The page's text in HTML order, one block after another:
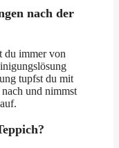
nach der
du immer von
tupfst du mit
und nimmst